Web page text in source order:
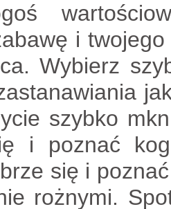
i
Wybierz
szybko
i poznać
się i
rożnymi.